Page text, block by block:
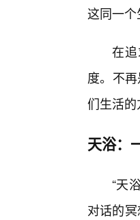
这同一个
在
度。不
们生活
天浴：
“天
对话的